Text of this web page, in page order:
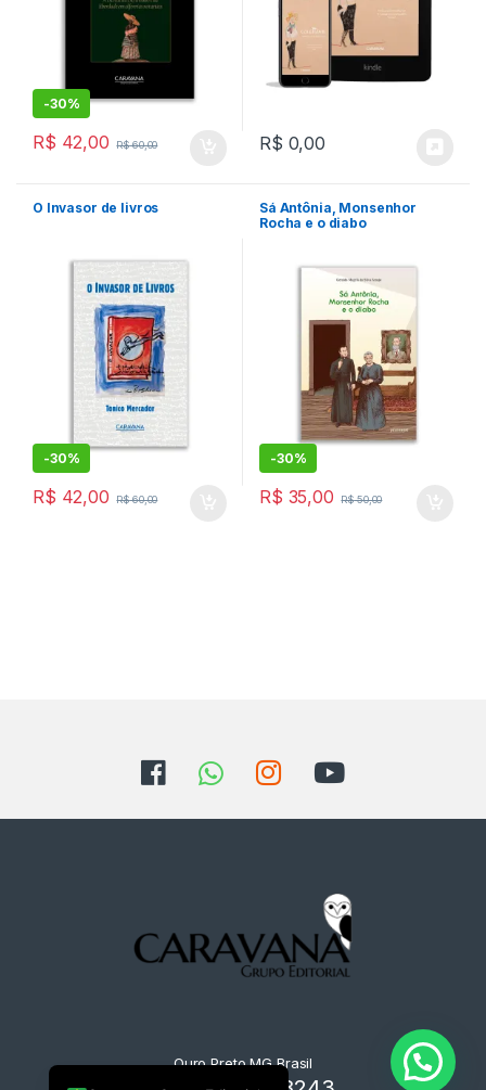
-30%
R$ 42,00 R$60,00 R$ 0,00
O Invasor de livros
-30%
R$ 42,00 R$60,00
Sá Antônia, Monsenhor
Rocha e o diabo
-30%
R$ 35,00 R$50,00
Ouro Preto MG Brasil